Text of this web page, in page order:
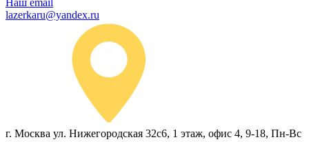
Наш email
lazerkaru@yandex.ru
г. Москва ул. Нижегородская 32с6, 1 этаж, офис 4, 9-18, Пн-Вс